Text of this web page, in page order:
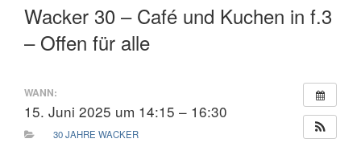
Wacker 30 – Café und Kuchen in f.3
– Offen für alle
WANN:
15. Juni 2025 um 14:15 – 16:30
30 JAHRE WACKER